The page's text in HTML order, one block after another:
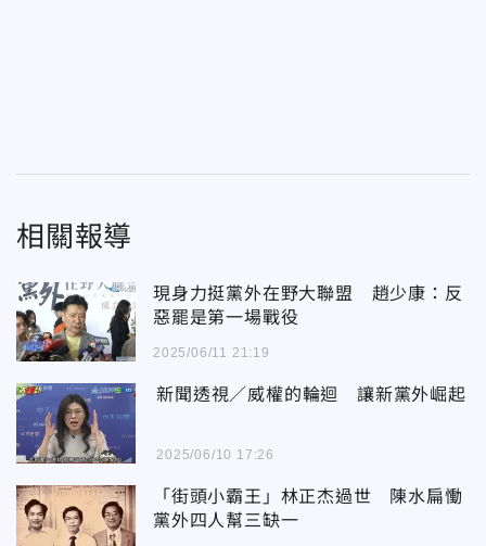
相關報導
現身力挺黨外在野大聯盟 趙少康：反
惡罷是第一場戰役
2025/06/11 21:19
新聞透視／威權的輪迴 讓新黨外崛起
2025/06/10 17:26
「街頭小霸王」林正杰過世 陳水扁慟
黨外四人幫三缺一